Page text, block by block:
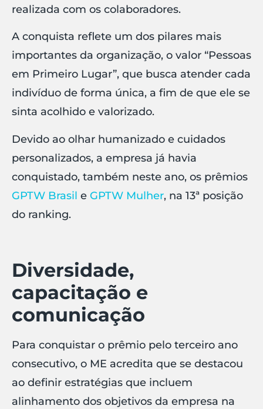
realizada com os colaboradores.
A conquista reflete um dos pilares mais
importantes da organização, o valor “Pessoas
em Primeiro Lugar”, que busca atender cada
indivíduo de forma única, a fim de que ele se
sinta acolhido e valorizado.
Devido ao olhar humanizado e cuidados
personalizados, a empresa já havia
conquistado, também neste ano, os prêmios
GPTW Brasil e GPTW Mulher, na 13ª posição
do ranking.
Diversidade,
capacitação e
comunicação
Para conquistar o prêmio pelo terceiro ano
consecutivo, o ME acredita que se destacou
ao definir estratégias que incluem
alinhamento dos objetivos da empresa na